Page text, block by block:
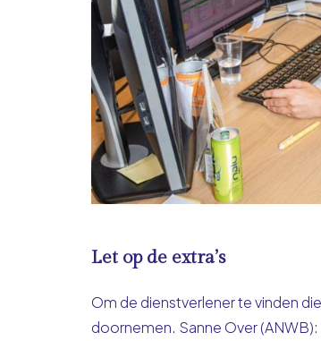
Let op de extra’s
Om de dienstverlener te vinden
doornemen. Sanne Over